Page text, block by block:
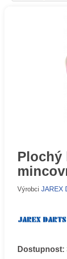
Plochý
Výrobci JAREX
Dostupnost: